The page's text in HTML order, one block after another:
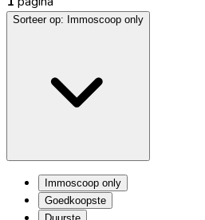
Sorteer op: Immoscoop only
Immoscoop only
Goedkoopste